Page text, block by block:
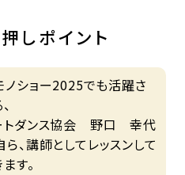
しポイント
ノショー2025でも活躍さ
トダンス協会 野口 幸代
、講師としてレッスンして
す。